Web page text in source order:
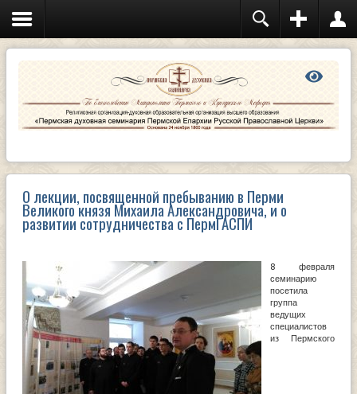
О лекции, посвященной пребыванию в Перми
Великого князя Михаила Александровича, и о
развитии сотрудничества с ПермГАСПИ
8 февраля
семинарию
посетила
группа
ведущих
специалистов
из Пермского